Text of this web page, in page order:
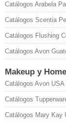
Catálogos Arabela
Catálogos Scentia
Catálogos Flushing
Catálogos Avon
Makeup y
Catálogos Avon USA
Catálogos
Catálogos Mary Kay